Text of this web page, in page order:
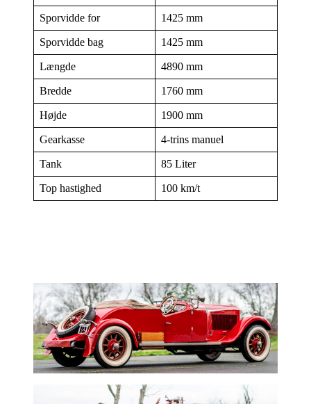
Sporvidde for 1425 mm
Sporvidde bag 1425 mm
Længde 4890 mm
Bredde 1760 mm
Højde 1900 mm
Gearkasse 4-trins manuel
Tank 85 Liter
Top hastighed 100 km/t